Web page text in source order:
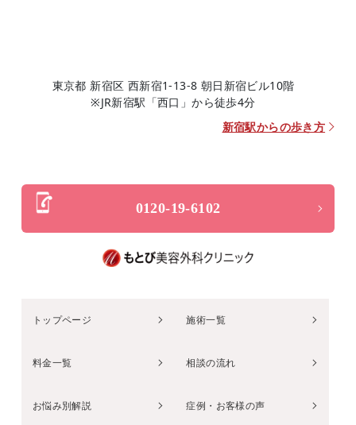
東京都 新宿区 西新宿1-13-8 朝日新宿ビル10階
※JR新宿駅「西口」から徒歩4分
新宿駅からの歩き方
0120-19-6102
トップページ 施術一覧
料金一覧 相談の流れ
お悩み別解説 症例・お客様の声